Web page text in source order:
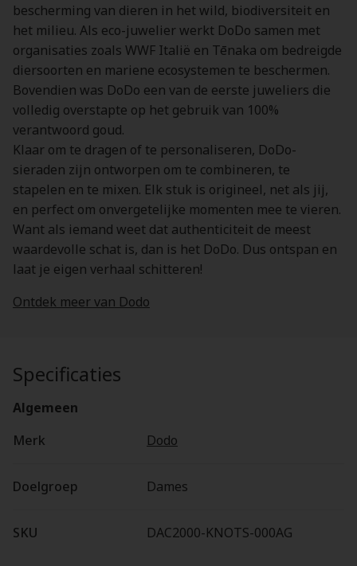
bescherming van dieren in het wild, biodiversiteit en
het milieu. Als eco-juwelier werkt DoDo samen met
organisaties zoals WWF Italië en Tēnaka om bedreigde
diersoorten en mariene ecosystemen te beschermen.
Bovendien was DoDo een van de eerste juweliers die
volledig overstapte op het gebruik van 100%
verantwoord goud.
Klaar om te dragen of te personaliseren, DoDo-
sieraden zijn ontworpen om te combineren, te
stapelen en te mixen. Elk stuk is origineel, net als jij,
en perfect om onvergetelijke momenten mee te vieren.
Want als iemand weet dat authenticiteit de meest
waardevolle schat is, dan is het DoDo. Dus ontspan en
laat je eigen verhaal schitteren!
Ontdek meer van Dodo
Specificaties
Algemeen
Merk
Dodo
Doelgroep Dames
SKU DAC2000-KNOTS-000AG